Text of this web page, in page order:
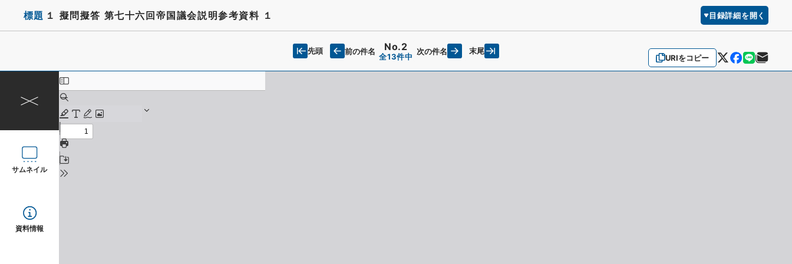
標題 １ 擬問擬答 第七十六回帝国議会説明参考資料 １ 目録詳細を開く
URIをコピー
先頭 前の件名 No.2
全13件中
次の件名 末尾
サムネイル
資料情報